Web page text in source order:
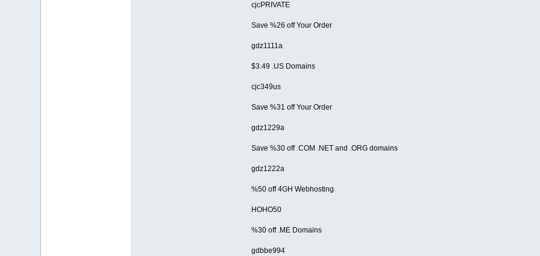
cjcPRIVATE
Save %26 off Your Order
gdz1111a
$3.49 .US Domains
cjc349us
Save %31 off Your Order
gdz1229a
Save %30 off .COM .NET and .ORG domains
gdz1222a
%50 off 4GH Webhosting
HOHO50
%30 off .ME Domains
gdbbe994